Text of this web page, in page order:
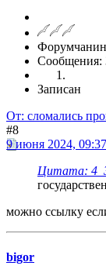
Форумчанин
Сообщения:
Записан
От: сломались
#8
9 июня 2024, 09:37
Цитата:
можно ссылку
bigor